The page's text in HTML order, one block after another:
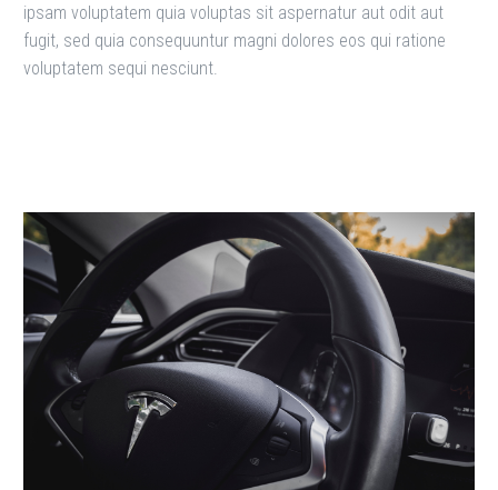
ipsam voluptatem quia voluptas sit aspernatur aut odit aut
fugit, sed quia consequuntur magni dolores eos qui ratione
voluptatem sequi nesciunt.